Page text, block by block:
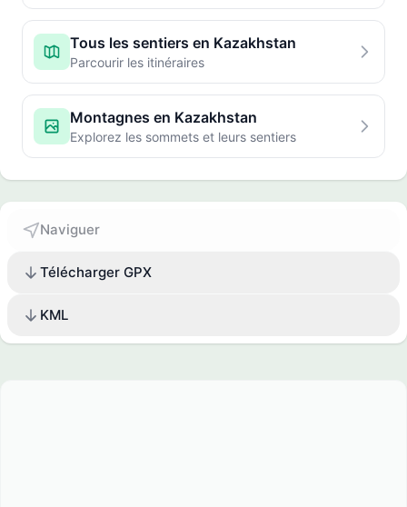
Tous les sentiers en Kazakhstan
Parcourir les itinéraires
Montagnes en Kazakhstan
Explorez les sommets et leurs sentiers
Naviguer
Télécharger GPX
KML